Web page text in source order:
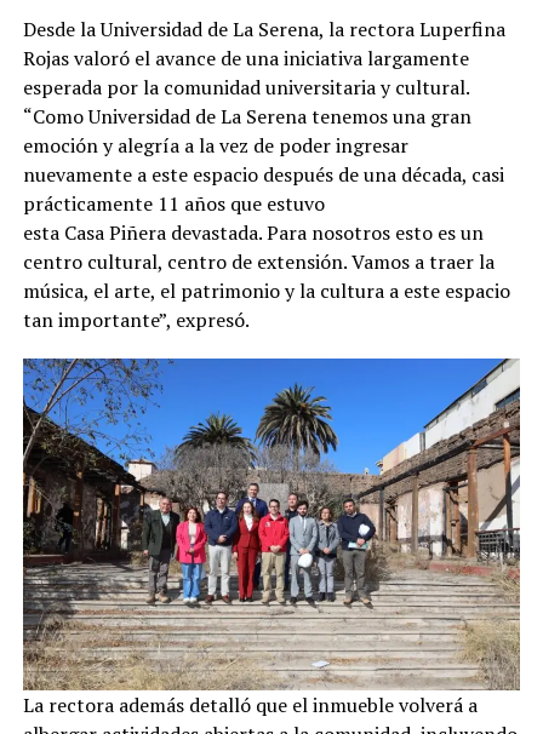
Desde la Universidad de La Serena, la rectora Luperfina
Rojas valoró el avance de una iniciativa largamente
esperada por la comunidad universitaria y cultural.
“Como Universidad de La Serena tenemos una gran
emoción y alegría a la vez de poder ingresar
nuevamente a este espacio después de una década, casi
prácticamente 11 años que estuvo
esta Casa Piñera devastada. Para nosotros esto es un
centro cultural, centro de extensión. Vamos a traer la
música, el arte, el patrimonio y la cultura a este espacio
tan importante”, expresó.
La rectora además detalló que el inmueble volverá a